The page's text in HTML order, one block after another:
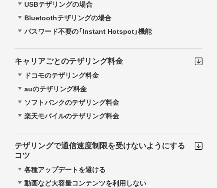
USBテザリングの場合
Bluetoothテザリングの場合
パスワード不要の「Instant Hotspot」機能
キャリアごとのテザリング料金
ドコモのテザリング料金
auのテザリング料金
ソフトバンクのテザリング料金
楽天モバイルのテザリング料金
テザリングで通信速度制限を受けないようにする
コツ
各種アップデートを避ける
動画など大容量コンテンツを利用しない